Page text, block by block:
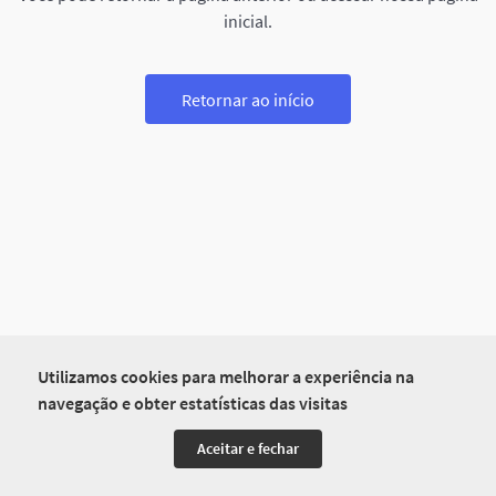
Utilizamos cookies para melhorar a experiência na
navegação e obter estatísticas das visitas
Aceitar e fechar
inicial.
Retornar ao início